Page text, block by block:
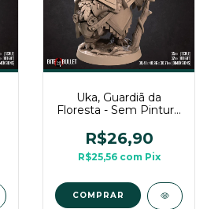
Uka, Guardiã da
Floresta - Sem Pintura,
Para Rpg de Mesa
R$26,90
R$25,56 com Pix
COMPRAR